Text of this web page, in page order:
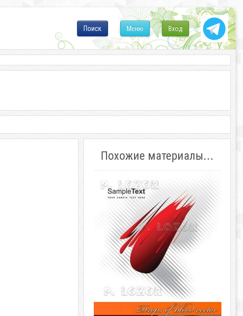
Вход
Меню
Поиск
Похожие материалы...